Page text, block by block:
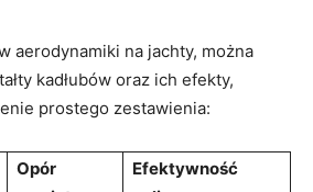
aerodynamiki na jachty, można
kadłubów oraz ich efekty,
prostego zestawienia:
Opór
Efektywność